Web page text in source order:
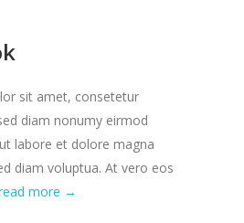
sit amet, consetetur
diam nonumy eirmod
labore et dolore magna
diam voluptua. At vero eos
more →